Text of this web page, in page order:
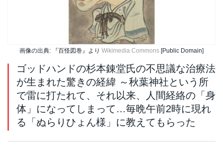
画像の出典: 『百怪図巻』より Wikimedia Commons [Public Domain]
ゴッドハンドの杉本錬堂氏の不思議な治療法
が生まれた驚きの経緯 ～秋葉神社という所
で雷に打たれて、それ以来、人間経絡の「身
体」になってしまって…毎晩午前2時に現れ
る「ぬらりひょん様」に教えてもらった